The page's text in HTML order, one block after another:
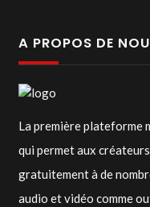
A PROPOS DE
La première plateforme
qui permet aux
gratuitement à de
audio et vidéo comme